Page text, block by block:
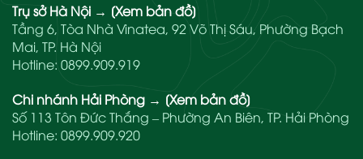
Trụ sở Hà Nội → [Xem bản đồ]
Tầng 6, Tòa Nhà Vinatea, 92 Võ Thị Sáu, Phường Bạch
Mai, TP. Hà Nội
Hotline: 0899.909.919
Chi nhánh Hải Phòng → [Xem bản đồ]
Số 113 Tôn Đức Thắng – Phường An Biên, TP. Hải Phòng
Hotline: 0899.909.920